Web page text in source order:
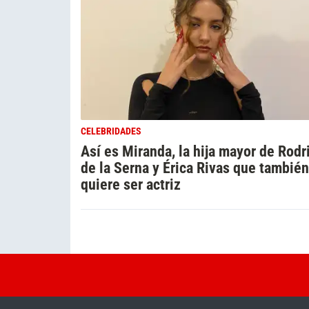
CELEBRIDADES
Así es Miranda, la hija mayor de
de la Serna y Érica Rivas que también
quiere ser actriz